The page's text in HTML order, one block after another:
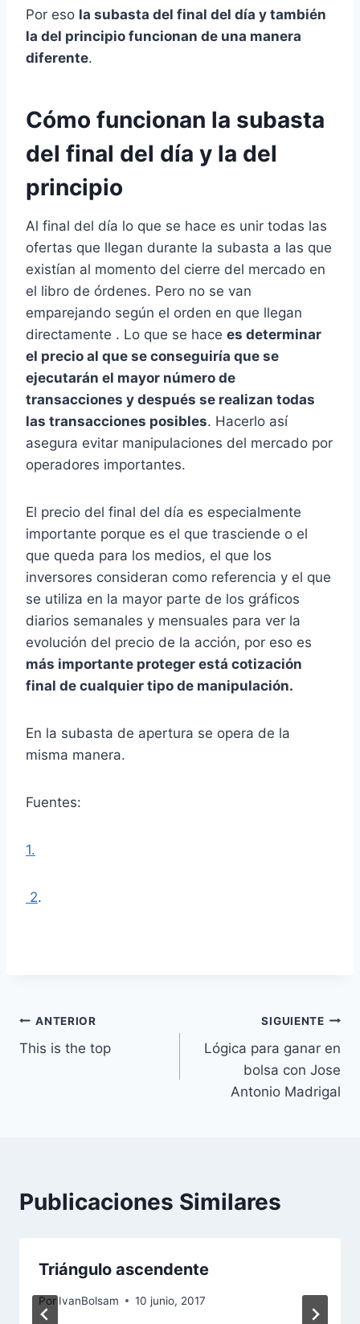
Por eso la subasta del final del día y también
la del principio funcionan de una manera
diferente.
Cómo funcionan la subasta
del final del día y la del
principio
Al final del día lo que se hace es unir todas las
ofertas que llegan durante la subasta a las que
existían al momento del cierre del mercado en
el libro de órdenes. Pero no se van
emparejando según el orden en que llegan
directamente . Lo que se hace es determinar
el precio al que se conseguiría que se
ejecutarán el mayor número de
transacciones y después se realizan todas
las transacciones posibles. Hacerlo así
asegura evitar manipulaciones del mercado por
operadores importantes.
El precio del final del día es especialmente
importante porque es el que trasciende o el
que queda para los medios, el que los
inversores consideran como referencia y el que
se utiliza en la mayor parte de los gráficos
diarios semanales y mensuales para ver la
evolución del precio de la acción, por eso es
más importante proteger está cotización
final de cualquier tipo de manipulación.
En la subasta de apertura se opera de la
misma manera.
Fuentes:
1.
2.
Navegación
de
ANTERIOR
This is the top
SIGUIENTE
Lógica para ganar en
bolsa con Jose
Antonio Madrigal
Publicaciones Similares
Triángulo ascendente
Por IvanBolsam 10 junio, 2017